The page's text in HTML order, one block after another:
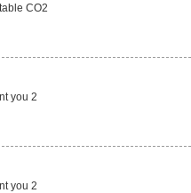
CO2
you 2
you 2